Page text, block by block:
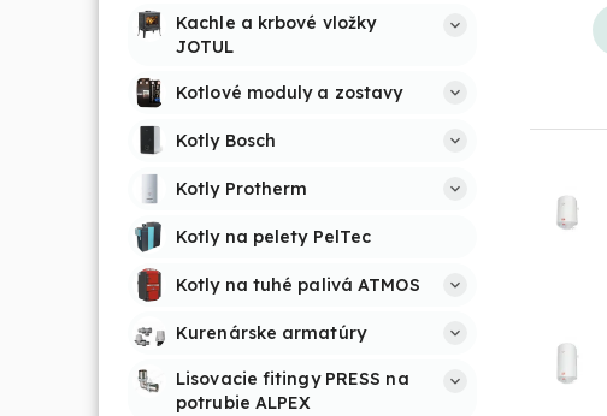
Kachle a krbové vložky
JOTUL
Kotlové moduly a zostavy
Kotly Bosch
Kotly Protherm
Kotly na pelety PelTec
Kotly na tuhé palivá ATMOS
Kurenárske armatúry
Lisovacie fitingy PRESS na
potrubie ALPEX